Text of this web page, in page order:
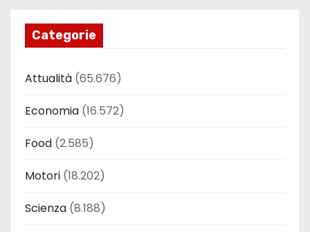
Categorie
Attualità (65.676)
Economia (16.572)
Food (2.585)
Motori (18.202)
Scienza (8.188)